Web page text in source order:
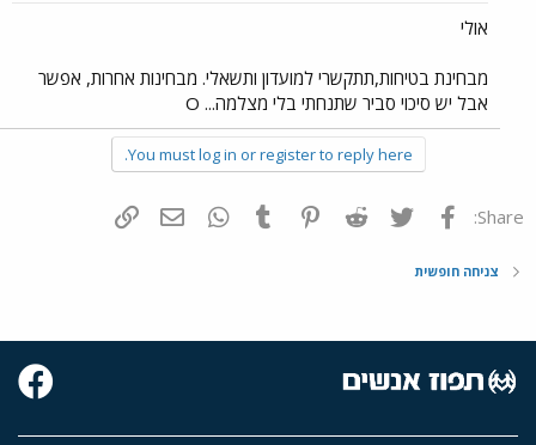
אולי
מבחינת בטיחות,תתקשרי למועדון ותשאלי. מבחינות אחרות, אפשר
אבל יש סיכוי סביר שתנחתי בלי מצלמה... O
You must log in or register to reply here.
Share: פייסבוק Twitter
Reddit
Pinterest
Tumblr
WhatsAppדואר אלקטרוני
צניחה חופשית